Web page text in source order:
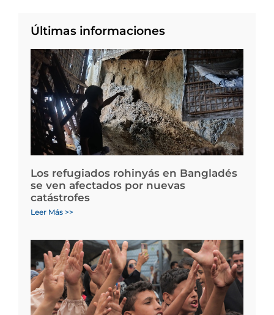
Últimas informaciones
Los refugiados rohinyás en Bangladés
se ven afectados por nuevas
catástrofes
Leer Más >>